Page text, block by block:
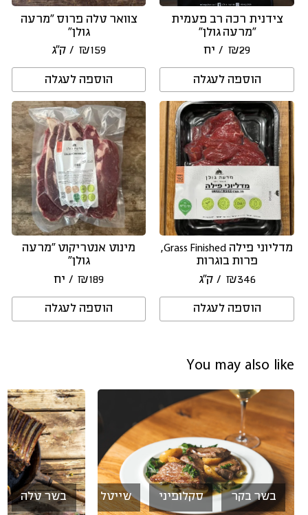
צידנית רכה רב פעמית
“מרעה גולן”
₪29 / יח
הוספה לעגלה
צוואר טלה פרוס “מרעה
גולן”
₪159 / ק״ג
הוספה לעגלה
מדליוני פילה Grass Finished,
פרות בוגרות
₪346 / ק״ג
הוספה לעגלה
מינוט אנטריקוט ״מרעה
גולן״
₪189 / יח
הוספה לעגלה
You may also like
בשר בקר סקלופיני שייטל בשר טלה